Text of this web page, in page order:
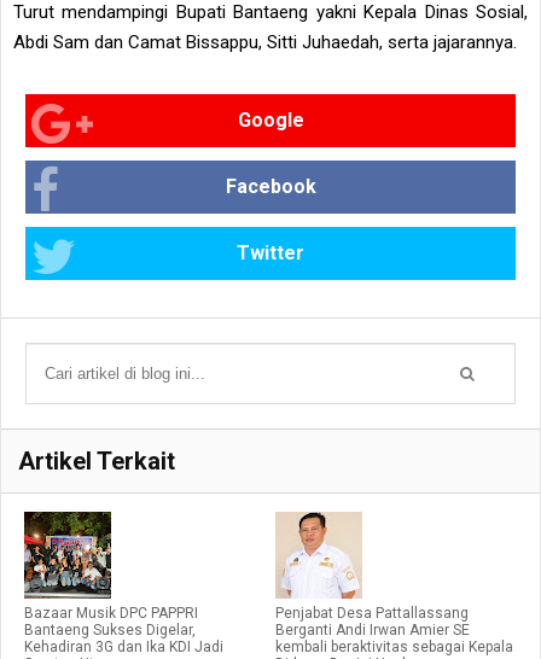
Turut mendampingi Bupati Bantaeng yakni Kepala Dinas Sosial,
Abdi Sam dan Camat Bissappu, Sitti Juhaedah, serta jajarannya.
Google
Facebook
Twitter
Artikel Terkait
Bazaar Musik DPC PAPPRI
Bantaeng Sukses Digelar,
Kehadiran 3G dan Ika KDI Jadi
Penjabat Desa Pattallassang
Berganti Andi Irwan Amier SE
kembali beraktivitas sebagai Kepala